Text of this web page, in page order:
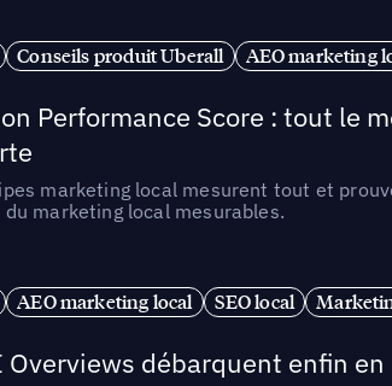
Conseils produit Uberall AEO marketing
Performance Score : tout le
marketing local mesurent tout et
du marketing local mesurables.
AEO marketing local SEO local
Overviews débarquent enfin